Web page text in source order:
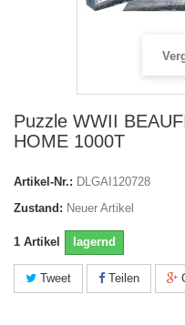
Puzzle WWII
HOME 1000T
Artikel-Nr.: DLGAI120728
Zustand: Neuer Artikel
1 Artikel lagernd
Tweet Teilen